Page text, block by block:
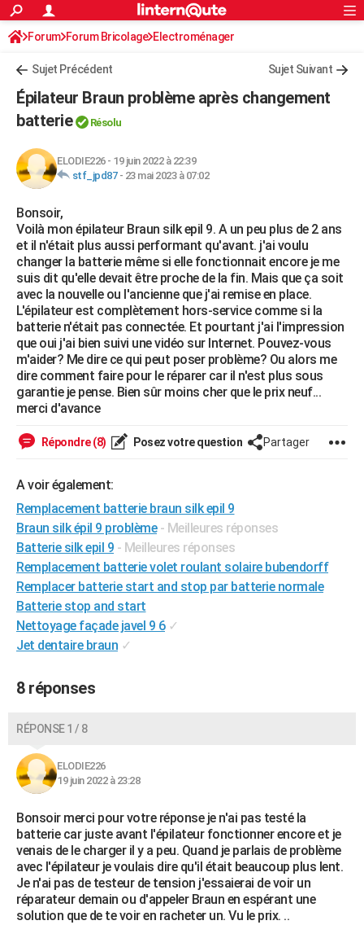
ACTUALITÉS
Politique
Société
Faits Divers
Education
Monde
Villes
+
Programme TV
TNTStreaming
Cinéma
Sorties cinéma
Musique
+FINANCE
Retraite
Impôts
Epargne
Immobilier
Risques naturels par ville
Banque
Assurance
Crédit
AUTO
Essais
Réserver un essai
Citadines
Berlines
SUV
Forum auto
+HIGH-TECH
Mobiles
Meilleur smartphone
Internet
Ordinateurs
Jeux vidéo
Guide high-tech
BRICOLAGE
Forum
Aménagement intérieur
Extérieur
Cuisine
Salle de bains
Jardinage
Rangement
WEEK-END
Guides de France
Escapades
Patrimoine
Expositions
Musées
Week-end nature
+LIFESTYLE
Art de vivre
Bien-être
Loisirs
Mode
Modes de vie
SANTE
Alimentation
Guide de la santé
Maladies
Médicaments
Sommeil
VOYAGE
Destinations
City break
Voyage nature
Voyage de noces
Forum
Climat
+
BONS PLANS
CARTE DE VOEUX
Carte de Noël
Carte Bonne année
Carte Saint-Valentin
Carte Pâques
Carte d'anniversaire
DICTIONNAIRE
Dictionnaire
Biographies
Citations
Expressions
Proverbes
PROGRAMME TV
COPAINS D'AVANT
S'inscrire
Se connecter
Lycées
Collèges
Primaires
Universités
Entreprises
Service militaire
Avis de recherche
AVIS DE DÉCÈS
FORUM
S'inscrire
Connexion
Forum Forum Bricolage Electroménager
Sujet Précédent Sujet Suivant
Épilateur Braun problème après changement
batterie
Résolu
ELODIE226- 19 juin 2022 à 22:39
stf_jpd87- 23 mai 2023 à 07:02
Bonsoir,
Voilà mon épilateur Braun silk epil 9. A un peu plus de 2 ans
et il n'était plus aussi performant qu'avant. j'ai voulu
changer la batterie même si elle fonctionnait encore je me
suis dit qu'elle devait être proche de la fin. Mais que ça soit
avec la nouvelle ou l'ancienne que j'ai remise en place.
L'épilateur est complètement hors-service comme si la
batterie n'était pas connectée. Et pourtant j'ai l'impression
que oui j'ai bien suivi une vidéo sur Internet. Pouvez-vous
m'aider? Me dire ce qui peut poser problème? Ou alors me
dire comment faire pour le réparer car il n'est plus sous
garantie je pense. Bien sûr moins cher que le prix neuf...
merci d'avance
Répondre (8) Posez votre question Partager
A voir également:
Remplacement batterie braun silk epil 9
Braun silk épil 9 problème - Meilleures réponses
Batterie silk epil 9 - Meilleures réponses
Remplacement batterie volet roulant solaire bubendorff
Remplacer batterie start and stop par batterie normale
Batterie stop and start
Nettoyage façade javel 9 6 ✓
Jet dentaire braun ✓
8 réponses
RÉPONSE 1 / 8
ELODIE226
19 juin 2022 à 23:28
Bonsoir merci pour votre réponse je n'ai pas testé la
batterie car juste avant l'épilateur fonctionner encore et je
venais de le charger il y a peu. Quand je parlais de problème
avec l'épilateur je voulais dire qu'il était beaucoup plus lent.
Je n'ai pas de testeur de tension j'essaierai de voir un
réparateur demain ou d'appeler Braun en espérant une
solution que de te voir en racheter un. Vu le prix. ..